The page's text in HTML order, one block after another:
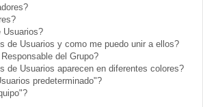
Usuarios?
de Usuarios y como me puedo unir a ellos?
del Grupo?
de Usuarios aparecen en diferentes colores?
predeterminado"?